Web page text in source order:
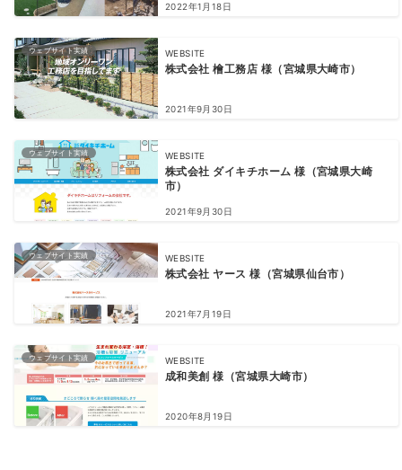
2022年1月18日
ウェブサイト実績 WEBSITE
株式会社 檜工務店 様（宮城県大崎市）
2021年9月30日
ウェブサイト実績 WEBSITE
株式会社 ダイキチホーム 様（宮城県大崎
市）
2021年9月30日
ウェブサイト実績 WEBSITE
株式会社 ヤース 様（宮城県仙台市）
2021年7月19日
ウェブサイト実績 WEBSITE
成和美創 様（宮城県大崎市）
2020年8月19日